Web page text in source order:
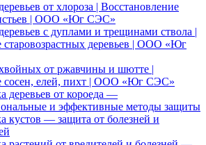
от хлороза | Восстановление
| ООО «Юг СЭС»
с дуплами и трещинами ствола |
старовозрастных деревьев | ООО «Юг
от ржавчины и шютте |
сосен, елей, пихт | ООО «Юг СЭС»
деревьев от короеда —
и эффективные методы защиты
кустов — защита от болезней и